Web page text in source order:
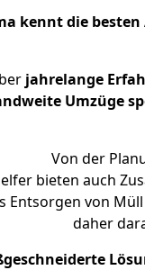
kennt die besten
jahrelange
Umzüge
Von der
bieten auch
Entsorgen von
daher